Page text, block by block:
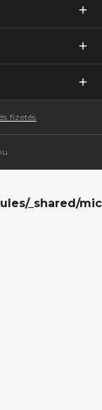
fizetés
_shared/